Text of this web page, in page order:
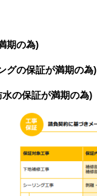
期の為)
グの保証が満期の為)
水の保証が満期の為)